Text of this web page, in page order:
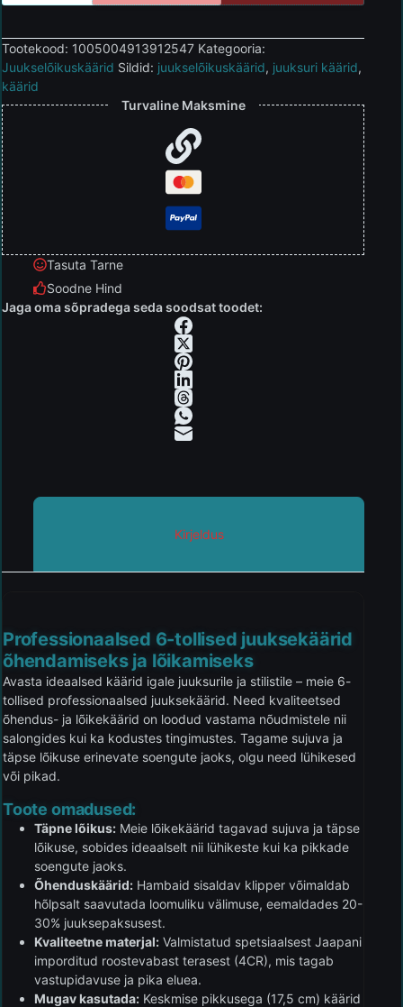
Tootekood: 1005004913912547 Kategooria:
Juukselõikuskäärid Sildid: juukselõikuskäärid, juuksuri käärid,
käärid
Turvaline Maksmine
Tasuta Tarne
Soodne Hind
Jaga oma sõpradega seda soodsat toodet:
Kirjeldus
Professionaalsed 6-tollised juuksekäärid
õhendamiseks ja lõikamiseks
Avasta ideaalsed käärid igale juuksurile ja stilistile – meie 6-
tollised professionaalsed juuksekäärid. Need kvaliteetsed
õhendus- ja lõikekäärid on loodud vastama nõudmistele nii
salongides kui ka kodustes tingimustes. Tagame sujuva ja
täpse lõikuse erinevate soengute jaoks, olgu need lühikesed
või pikad.
Toote omadused:
Täpne lõikus: Meie lõikekäärid tagavad sujuva ja täpse
lõikuse, sobides ideaalselt nii lühikeste kui ka pikkade
soengute jaoks.
Õhenduskäärid: Hambaid sisaldav klipper võimaldab
hõlpsalt saavutada loomuliku välimuse, eemaldades 20-
30% juuksepaksusest.
Kvaliteetne materjal: Valmistatud spetsiaalsest Jaapani
imporditud roostevabast terasest (4CR), mis tagab
vastupidavuse ja pika eluea.
Mugav kasutada: Keskmise pikkusega (17,5 cm) käärid